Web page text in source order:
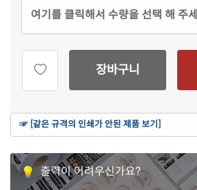
CL838P-DV099잉크젯, 레이저 겸용
CL838Y-DV099
잉크젯, 레이저 겸용
흰색 모조 잉크젯
CJ838-DV099잉크젯 전용
흰색 무광 방수 잉크젯
CJ838WU-DV099잉크젯 전용
여기를 클릭해서 수량을 선택 해 주
장바구니
☞ [같은 규격의 인쇄가 안된 제품 보기]
출력이 어려우신가요?